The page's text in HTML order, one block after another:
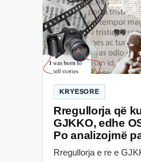
KRYESORE
Rregullorja që
GJKKO, edhe
Po analizojmë
Rregullorja e re e